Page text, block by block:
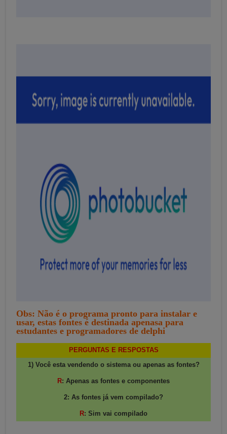
Obs: Não é o programa pronto para instalar e
usar, estas fontes é destinada apenasa para
estudantes e programadores de delphi
PERGUNTAS E RESPOSTAS
1) Você esta vendendo o sistema ou apenas as fontes?
R: Apenas as fontes e componentes
2: As fontes já vem compilado?
R: Sim vai compilado